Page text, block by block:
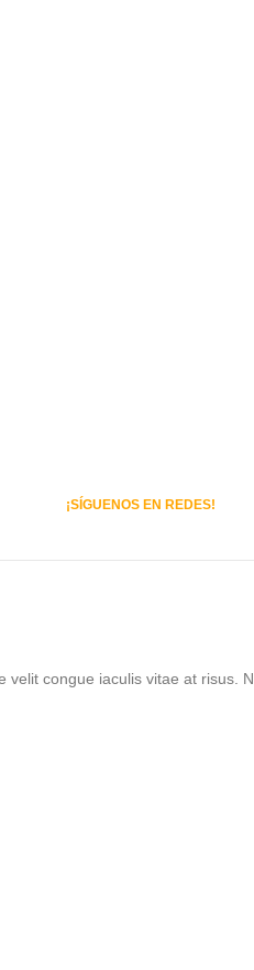
¡SÍGUENOS EN REDES!
congue iaculis vitae at risus.